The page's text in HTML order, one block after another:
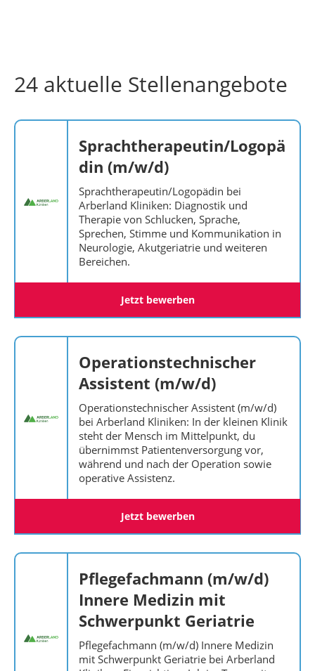
24 aktuelle Stellenangebote
Sprachtherapeutin/Logopä
din (m/w/d)
Sprachtherapeutin/Logopädin bei
Arberland Kliniken: Diagnostik und
Therapie von Schlucken, Sprache,
Sprechen, Stimme und Kommunikation in
Neurologie, Akutgeriatrie und weiteren
Bereichen.
Jetzt bewerben
Operationstechnischer
Assistent (m/w/d)
Operationstechnischer Assistent (m/w/d)
bei Arberland Kliniken: In der kleinen Klinik
steht der Mensch im Mittelpunkt, du
übernimmst Patientenversorgung vor,
während und nach der Operation sowie
operative Assistenz.
Jetzt bewerben
Pflegefachmann (m/w/d)
Innere Medizin mit
Schwerpunkt Geriatrie
Pflegefachmann (m/w/d) Innere Medizin
mit Schwerpunkt Geriatrie bei Arberland